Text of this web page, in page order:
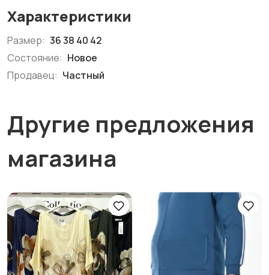
Характеристики
Размер: 36 38 40 42
Состояние: Новое
Продавец: Частный
Другие предложения
магазина